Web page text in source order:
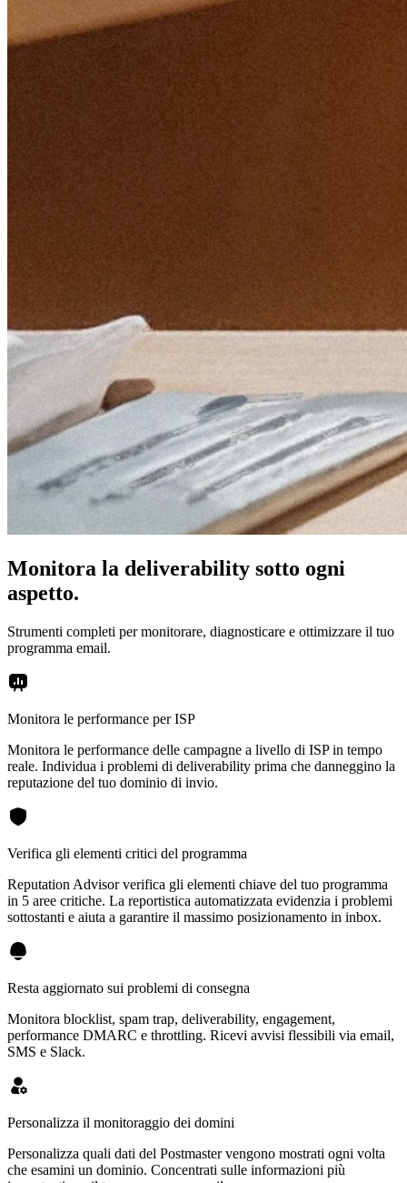
Monitora la deliverability sotto ogni
aspetto.
Strumenti completi per monitorare, diagnosticare e ottimizzare il tuo
programma email.
Monitora le performance per ISP
Monitora le performance delle campagne a livello di ISP in tempo
reale. Individua i problemi di deliverability prima che danneggino la
reputazione del tuo dominio di invio.
Verifica gli elementi critici del programma
Reputation Advisor verifica gli elementi chiave del tuo programma
in 5 aree critiche. La reportistica automatizzata evidenzia i problemi
sottostanti e aiuta a garantire il massimo posizionamento in inbox.
Resta aggiornato sui problemi di consegna
Monitora blocklist, spam trap, deliverability, engagement,
performance DMARC e throttling. Ricevi avvisi flessibili via email,
SMS e Slack.
Personalizza il monitoraggio dei domini
Personalizza quali dati del Postmaster vengono mostrati ogni volta
che esamini un dominio. Concentrati sulle informazioni più